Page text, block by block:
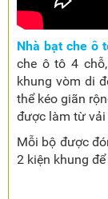
Nhà bạt che ô
che ô tô 4
khung vòm di
thể kéo giãn
được làm từ vải
Mỗi bộ được
2 kiện khung